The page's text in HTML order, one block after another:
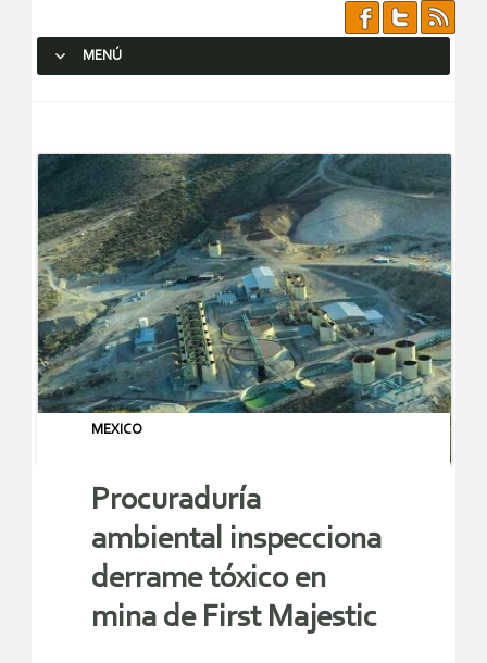
MENÚ
MEXICO
Procuraduría
ambiental inspecciona
derrame tóxico en
mina de First Majestic